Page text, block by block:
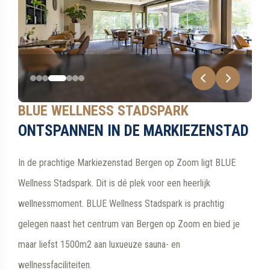
BLUE WELLNESS STADSPARK
ONTSPANNEN IN DE MARKIEZENSTAD
In de prachtige Markiezenstad Bergen op Zoom ligt BLUE
Wellness Stadspark. Dit is dé plek voor een heerlijk
wellnessmoment. BLUE Wellness Stadspark is prachtig
gelegen naast het centrum van Bergen op Zoom en bied je
maar liefst 1500m2 aan luxueuze sauna- en
wellnessfaciliteiten.